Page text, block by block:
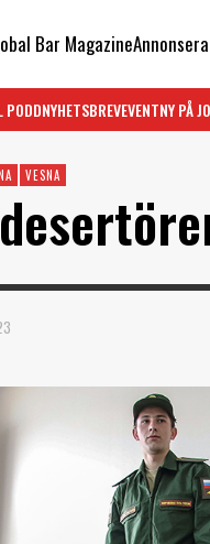
Bar MagazineAnnonsera
PODDNYHETSBREVEVENTNY PÅ
VESNA